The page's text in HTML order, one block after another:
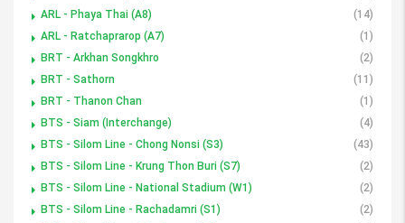
ARL - Phaya Thai (A8)
(14)
ARL - Ratchaprarop (A7)
(1)
BRT - Arkhan Songkhro
(2)
BRT - Sathorn
(11)
BRT - Thanon Chan
(1)
BTS - Siam (Interchange)
(4)
BTS - Silom Line - Chong Nonsi (S3)
(43)
BTS - Silom Line - Krung Thon Buri (S7)
(2)
BTS - Silom Line - National Stadium (W1)
(2)
BTS - Silom Line - Rachadamri (S1)
(2)